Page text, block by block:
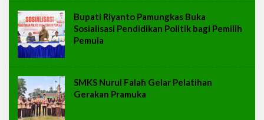
Bupati Riyanto Pamungkas Buka
Sosialisasi Pendidikan Politik bagi Pemilih
Pemula
SMKS Nurul Falah Gelar Pelatihan
Gerakan Pramuka